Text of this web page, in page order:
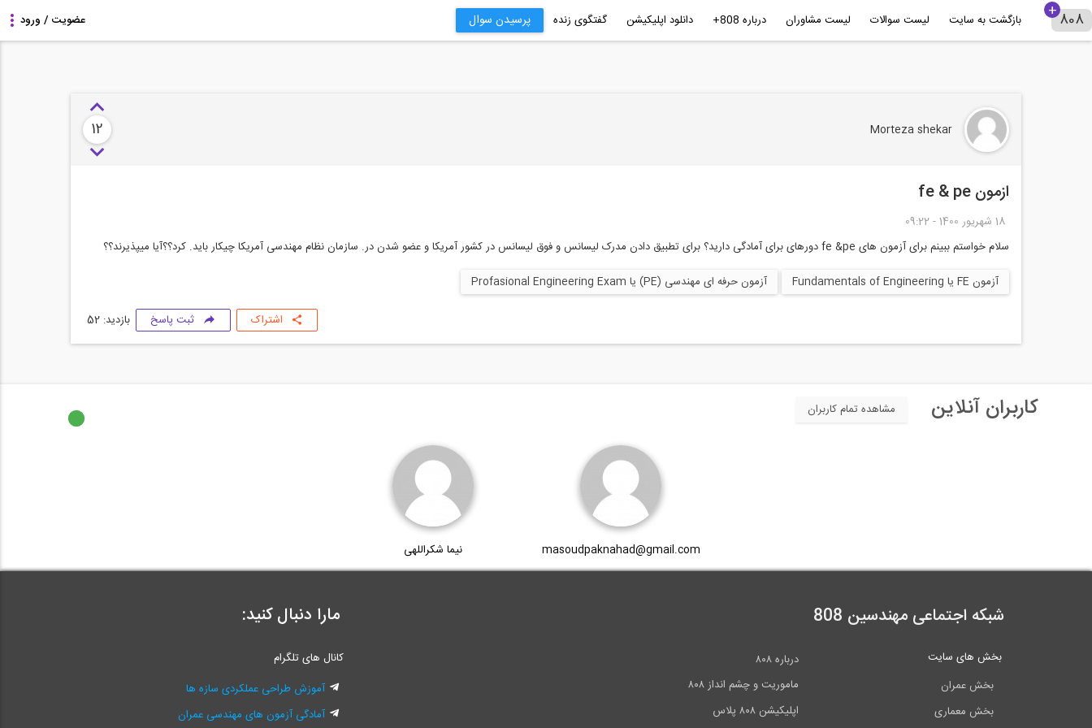
بازگشت به سایت لیست سوالات لیست مشاوران درباره 808+ دانلود اپلیکیشن گفتگوی زنده پرسیدن سوال
Morteza shekar
12
ازمون fe & pe
18 شهريور 1400 - 09:22
سلام خواستم ببینم برای آزمون های fe &pe دورهای برای آمادگی دارید؟ برای تطبیق دادن مدرک لیسانس و فوق لیسانس در کشور آمریکا و عضو شدن در. سازمان نظام مهندسی آمریکا چیکار باید. کرد؟؟آیا میپذیرند؟؟
آزمون FE یا Fundamentals of Engineering
آزمون حرفه ای مهندسی (PE) یا Profasional Engineering Exam
اشتراک ثبت پاسخ بازدید: 52
کاربران آنلاین مشاهده تمام کاربران
masoudpaknahad@gmail.com نیما شکراللهی
شبکه اجتماعی مهندسین 808
درباره ۸۰۸
ماموریت و چشم انداز ۸۰۸
اپلیکیشن ۸۰۸ پلاس
بخش های سایت
بخش عمران
بخش معماری
مارا دنبال کنید:
کانال های تلگرام
آموزش طراحی عملکردی سازه ها
آمادگی آزمون های مهندسی عمران